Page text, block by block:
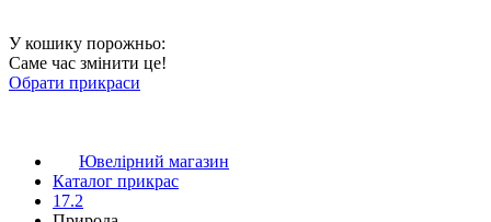
У кошику порожньо:
Саме час змінити це!
Обрати прикраси
Ювелірний магазин
Каталог прикрас
17.2